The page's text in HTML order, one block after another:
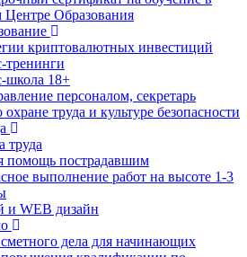
Центре Образования
криптовалютных инвестиций
тренинги
школа 18+
персоналом, секретарь
труда и культуре безопасности
труда
помощь пострадавшим
выполнение работ на высоте 1-3
и WEB дизайн
дела для начинающих